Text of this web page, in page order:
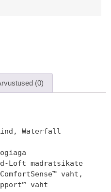
(0)
Waterfall
Loft madratsikate
vaht,